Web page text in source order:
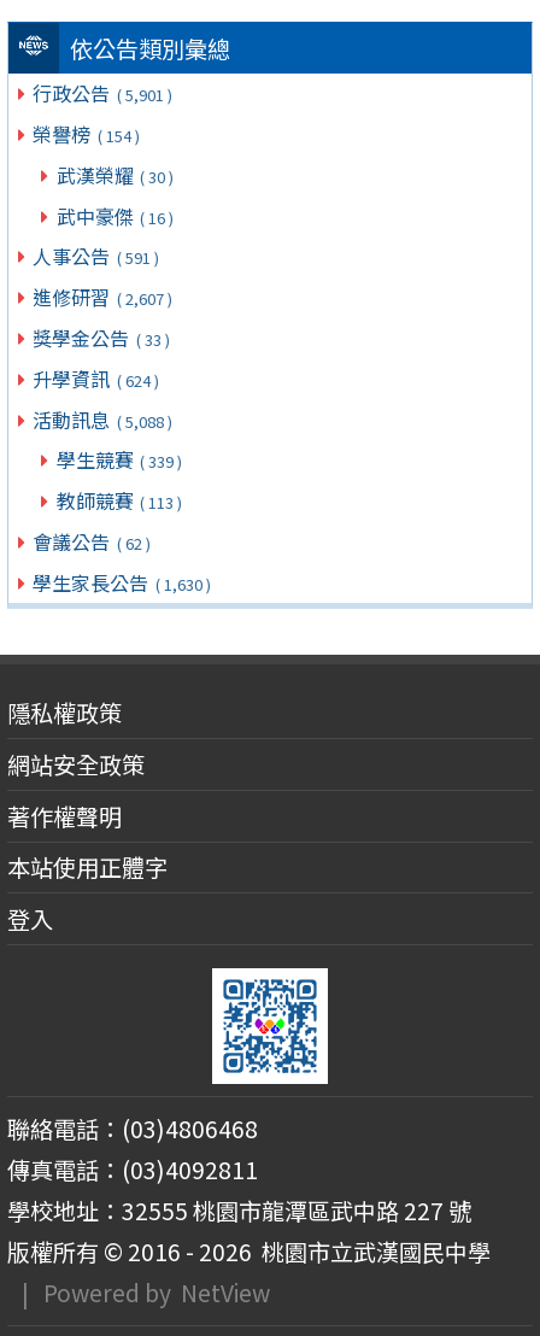
依公告類別彙總
行政公告 ( 5,901 )
榮譽榜 ( 154 )
武漢榮耀 ( 30 )
武中豪傑 ( 16 )
人事公告 ( 591 )
進修研習 ( 2,607 )
獎學金公告 ( 33 )
升學資訊 ( 624 )
活動訊息 ( 5,088 )
學生競賽 ( 339 )
教師競賽 ( 113 )
會議公告 ( 62 )
學生家長公告 ( 1,630 )
隱私權政策
網站安全政策
著作權聲明
本站使用正體字
登入
聯絡電話：(03)4806468
傳真電話：(03)4092811
學校地址：32555 桃園市龍潭區武中路 227 號
版權所有 © 2016 - 2026 桃園市立武漢國民中學
| Powered by NetView